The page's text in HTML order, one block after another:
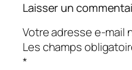
Laisser un
Votre adresse e-mail
Les champs
*